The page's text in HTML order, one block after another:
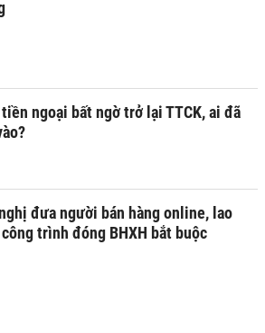
tiền ngoại bất ngờ trở lại TTCK, ai đã
đưa người bán hàng online, lao
trình đóng BHXH bắt buộc